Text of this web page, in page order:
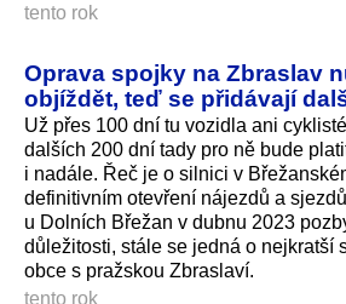
tento rok
Oprava spojky na Zbraslav
objíždět, teď se přidávají
Už přes 100 dní tu vozidla ani
dalších 200 dní tady pro ně bude
i nadále. Řeč je o silnici v
definitivním otevření nájezdů a
u Dolních Břežan v dubnu 2023
důležitosti, stále se jedná o nejkratší
obce s pražskou Zbraslaví.
tento rok